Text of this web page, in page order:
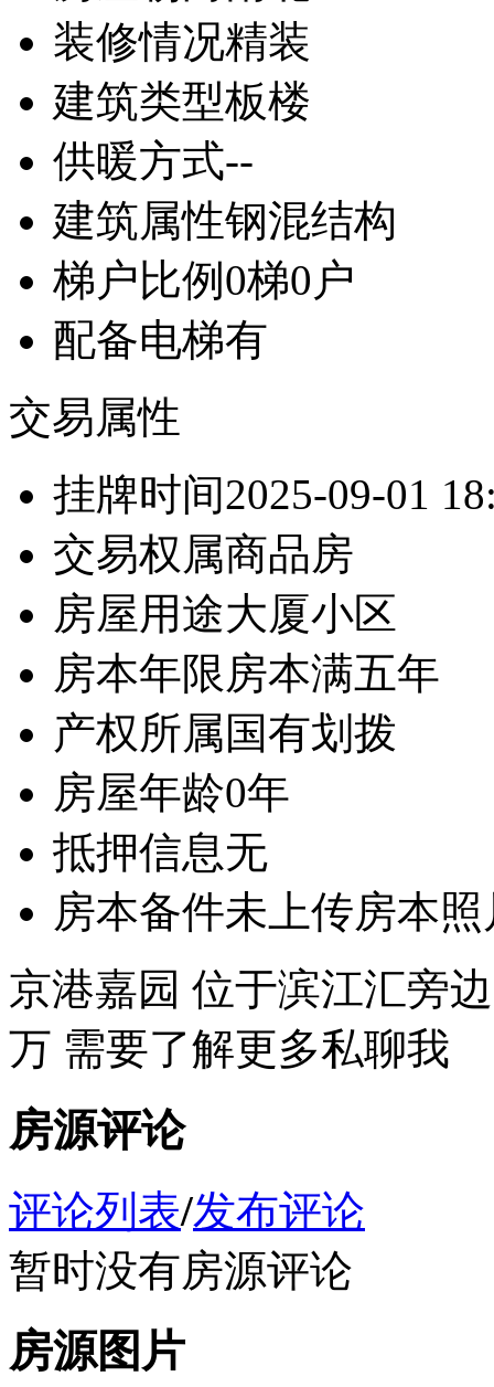
装修情况精装
建筑类型板楼
供暖方式--
建筑属性钢混结构
梯户比例 0梯0户
配备电梯有
交易属性
挂牌时间2025-09-01
交易权属商品房
房屋用途大厦小区
房本年限 房本满五年
产权所属国有划拨
房屋年龄0年
抵押信息无
房本备件未上传房本照
京港嘉园 位于滨江汇旁
万 需要了解更多私聊我
房源评论
评论列表/发布评论
暂时没有房源评论
房源图片